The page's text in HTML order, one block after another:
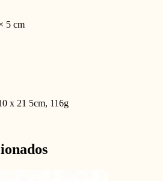
5 cm
x 21 5cm, 116g